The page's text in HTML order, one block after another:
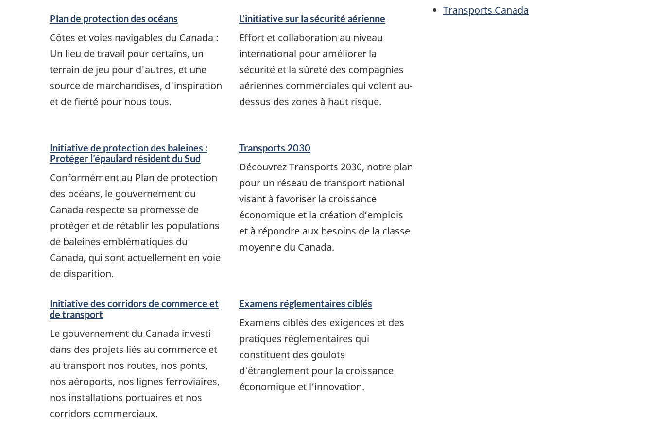
Transports Canada
Plan de protection des océans
Côtes et voies navigables du Canada :
Un lieu de travail pour certains, un
terrain de jeu pour d'autres, et une
source de marchandises, d'inspiration
et de fierté pour nous tous.
L’initiative sur la sécurité aérienne
Effort et collaboration au niveau
international pour améliorer la
sécurité et la sûreté des compagnies
aériennes commerciales qui volent au-
dessus des zones à haut risque.
Initiative de protection des baleines :
Protéger l’épaulard résident du Sud
Conformément au Plan de protection
des océans, le gouvernement du
Canada respecte sa promesse de
protéger et de rétablir les populations
de baleines emblématiques du
Canada, qui sont actuellement en voie
de disparition.
Transports 2030
Découvrez Transports 2030, notre plan
pour un réseau de transport national
visant à favoriser la croissance
économique et la création d’emplois
et à répondre aux besoins de la classe
moyenne du Canada.
Initiative des corridors de commerce et
de transport
Le gouvernement du Canada investi
dans des projets liés au commerce et
au transport nos routes, nos ponts,
nos aéroports, nos lignes ferroviaires,
nos installations portuaires et nos
corridors commerciaux.
Examens réglementaires ciblés
Examens ciblés des exigences et des
pratiques réglementaires qui
constituent des goulots
d’étranglement pour la croissance
économique et l’innovation.